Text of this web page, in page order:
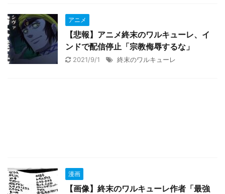
アニメ
【悲報】アニメ終末のワルキューレ、イ
ンドで配信停止「宗教侮辱するな」
2021/9/1 終末のワルキューレ
漫画
【画像】終末のワルキューレ作者「最強